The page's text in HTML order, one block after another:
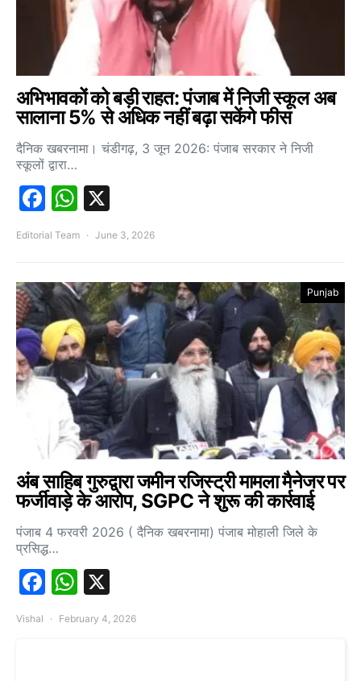
अभिभावकों को बड़ी राहत: पंजाब में निजी स्कूल अब
सालाना 5% से अधिक नहीं बढ़ा सकेंगे फीस
दैनिक खबरनामा। चंडीगढ़, 3 जून 2026: पंजाब सरकार ने निजी
स्कूलों द्वारा…
Facebook
WhatsApp
Editorial Team June 3, 2026
Punjab
अंब साहिब गुरुद्वारा जमीन रजिस्ट्री मामला मैनेजर पर
फर्जीवाड़े के आरोप, SGPC ने शुरू की कार्रवाई
पंजाब 4 फरवरी 2026 ( दैनिक खबरनामा) पंजाब मोहाली जिले के
प्रसिद्ध…
Facebook
WhatsApp
Vishal February 4, 2026